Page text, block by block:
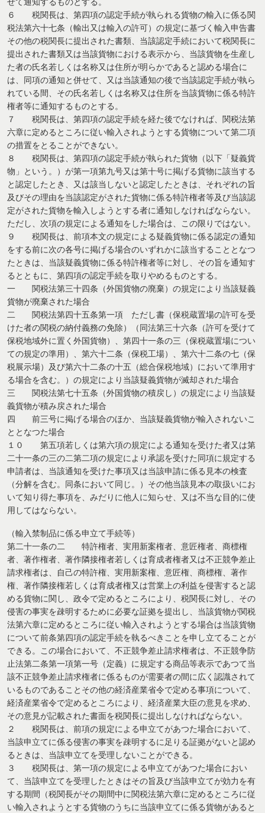
６ 税関長は、第四項の認定手続が執られる貨物の輸入に係る関
税法第六十七条（輸出又は輸入の許可）の規定に基づく輸入申告書
その他の税関長に提出された書類、当該認定手続において税関長に
提出された書類又は当該貨物における表示から、当該貨物を生産し
た者の氏名若しくは名称又は住所が明らかであると認める場合に
は、同項の通知と併せて、又は当該通知の後で当該認定手続が執ら
れている間、その氏名若しくは名称又は住所を当該貨物に係る特許
権者等に通知するものとする。
７ 税関長は、第四項の認定手続を経た後でなければ、関税法第
六章に定めるところに従い輸入されようとする貨物について第二項
の措置をとることができない。
８ 税関長は、第四項の認定手続が執られた貨物（以下「疑義貨
物」という。）が第一項第九号又は第十号に掲げる貨物に該当する
と認定したとき、又は該当しないと認定したときは、それぞれの旨
及びその理由を当該認定がされた貨物に係る特許権者等及び当該認
定がされた貨物を輸入しようとする者に通知しなければならない。
ただし、次項の規定による通知をした場合は、この限りではない。
９ 税関長は、前項本文の規定による疑義貨物に係る認定の通知
をする前に次の各号に掲げる場合のいずれかに該当することとなつ
たときは、当該疑義貨物に係る特許権者等に対し、その旨を通知す
るとともに、第四項の認定手続を取りやめるものとする。
一 関税法第三十四条（外国貨物の廃棄）の規定により当該疑義
貨物が廃棄された場合
二 関税法第四十五条第一項 ただし書（保税蔵置場の許可を受
けた者の関税の納付義務の免除）（同法第三十六条（許可を受けて
保税地域外に置く外国貨物）、第四十一条の三（保税蔵置場につい
ての規定の準用）、第六十二条（保税工場）、第六十二条の七（保
税展示場）及び第六十二条の十五（総合保税地域）において準用す
る場合を含む。）の規定により当該疑義貨物が滅却された場合
三 関税法第七十五条（外国貨物の積戻し）の規定により当該疑
義貨物が積み戻された場合
四 前三号に掲げる場合のほか、当該疑義貨物が輸入されないこ
ととなつた場合
１０ 第五項若しくは第六項の規定による通知を受けた者又は第
二十一条の三の二第二項の規定により承認を受けた同項に規定する
申請者は、当該通知を受けた事項又は当該申請に係る見本の検査
（分解を含む。同条において同じ。）その他当該見本の取扱いにお
いて知り得た事項を、みだりに他人に知らせ、又は不当な目的に使
用してはならない。
（輸入禁制品に係る申立て手続等）
第二十一条の二 特許権者、実用新案権者、意匠権者、商標権
者、著作権者、著作隣接権者若しくは育成者権者又は不正競争差止
請求権者は、自己の特許権、実用新案権、意匠権、商標権、著作
権、著作隣接権若しくは育成者権又は営業上の利益を侵害すると認
める貨物に関し、政令で定めるところにより、税関長に対し、その
侵害の事実を疎明するために必要な証拠を提出し、当該貨物が関税
法第六章に定めるところに従い輸入されようとする場合は当該貨物
について前条第四項の認定手続を執るべきことを申し立てることが
できる。この場合において、不正競争差止請求権者は、不正競争防
止法第二条第一項第一号（定義）に規定する商品等表示であつて当
該不正競争差止請求権者に係るものが需要者の間に広く認識されて
いるものであることその他の経済産業省令で定める事項について、
経済産業省令で定めるところにより、経済産業大臣の意見を求め、
その意見が記載された書面を税関長に提出しなければならない。
２ 税関長は、前項の規定による申立てがあつた場合において、
当該申立てに係る侵害の事実を疎明するに足りる証拠がないと認め
るときは、当該申立てを受理しないことができる。
３ 税関長は、第一項の規定による申立てがあつた場合におい
て、当該申立てを受理したときはその旨及び当該申立てが効力を有
する期間（税関長がその期間中に関税法第六章に定めるところに従
い輸入されようとする貨物のうちに当該申立てに係る貨物があると